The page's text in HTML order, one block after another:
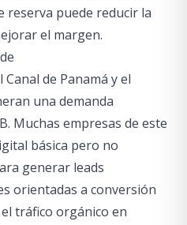
reserva puede reducir la
el margen.
de Panamá y el
una demanda
Muchas empresas de este
básica pero no
generar leads
orientadas a conversión
tráfico orgánico en